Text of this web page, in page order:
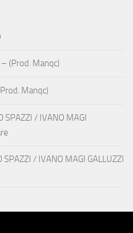
(Prod. Manqc)
Manqc)
SPAZZI / IVANO MAGI
SPAZZI / IVANO MAGI GALLUZZI